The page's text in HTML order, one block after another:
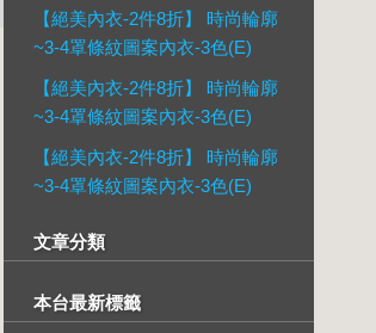
【絕美內衣-2件8折】 時尚輪廓
~3-4罩條紋圖案內衣-3色(E)
【絕美內衣-2件8折】 時尚輪廓
~3-4罩條紋圖案內衣-3色(E)
【絕美內衣-2件8折】 時尚輪廓
~3-4罩條紋圖案內衣-3色(E)
文章分類
本台最新標籤